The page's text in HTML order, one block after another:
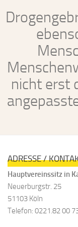
nicht erst
ADRESSE /
Hauptvereinssitz in
Neuerburgstr. 25
51103 Köln
Telefon: 0221.82 00